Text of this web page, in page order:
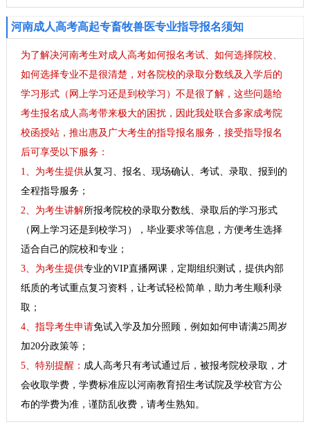
河南成人高考高起专畜牧兽医专业指导报名须知
为了解决河南考生对成人高考如何报名考试、如何选择院校、
如何选择专业不是很清楚，对各院校的录取分数线及入学后的
学习形式（网上学习还是到校学习）不是很了解，这些问题给
考生报名成人高考带来极大的困扰，因此我处联合多家成考院
校函授站，推出惠及广大考生的指导报名服务，接受指导报名
后可享受以下服务：
1、为考生提供从复习、报名、现场确认、考试、录取、报到的
全程指导服务；
2、为考生讲解所报考院校的录取分数线、录取后的学习形式
（网上学习还是到校学习），毕业要求等信息，方便考生选择
适合自己的院校和专业；
3、为考生提供专业的VIP直播网课，定期组织测试，提供内部
纸质的考试重点复习资料，让考试轻松简单，助力考生顺利录
取；
4、指导考生申请免试入学及加分照顾，例如如何申请满25周岁
加20分政策等；
5、特别提醒： 成人高考只有考试通过后，被报考院校录取，才
会收取学费，学费标准应以河南教育招生考试院及学校官方公
布的学费为准，谨防乱收费，请考生熟知。